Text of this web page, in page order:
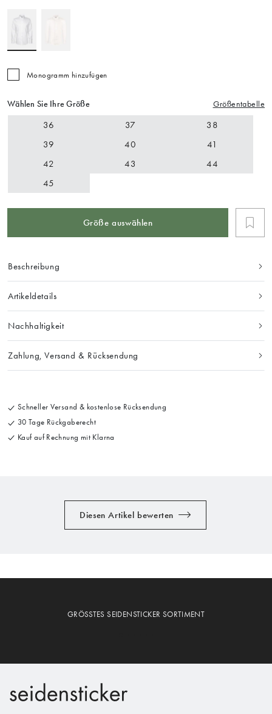
Monogramm hinzufügen
Wählen Sie Ihre Größe Größentabelle
36 37
38
39
40
41
42
43
44
45
Größe auswählen
Beschreibung
Artikeldetails
Nachhaltigkeit
Zahlung, Versand & Rücksendung
Schneller Versand & kostenlose Rücksendung
30 Tage Rückgaberecht
Kauf auf Rechnung mit Klarna
Diesen Artikel bewerten
GRÖSSTES SEIDENSTICKER SORTIMENT